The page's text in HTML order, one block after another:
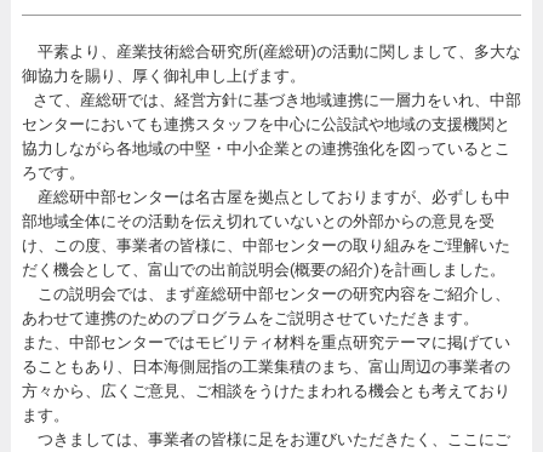
平素より、産業技術総合研究所(産総研)の活動に関しまして、多大な
御協力を賜り、厚く御礼申し上げます。
さて、産総研では、経営方針に基づき地域連携に一層力をいれ、中部
センターにおいても連携スタッフを中心に公設試や地域の支援機関と
協力しながら各地域の中堅・中小企業との連携強化を図っているとこ
ろです。
産総研中部センターは名古屋を拠点としておりますが、必ずしも中
部地域全体にその活動を伝え切れていないとの外部からの意見を受
け、この度、事業者の皆様に、中部センターの取り組みをご理解いた
だく機会として、富山での出前説明会(概要の紹介)を計画しました。
この説明会では、まず産総研中部センターの研究内容をご紹介し、
あわせて連携のためのプログラムをご説明させていただきます。
また、中部センターではモビリティ材料を重点研究テーマに掲げてい
ることもあり、日本海側屈指の工業集積のまち、富山周辺の事業者の
方々から、広くご意見、ご相談をうけたまわれる機会とも考えており
ます。
つきましては、事業者の皆様に足をお運びいただきたく、ここにご